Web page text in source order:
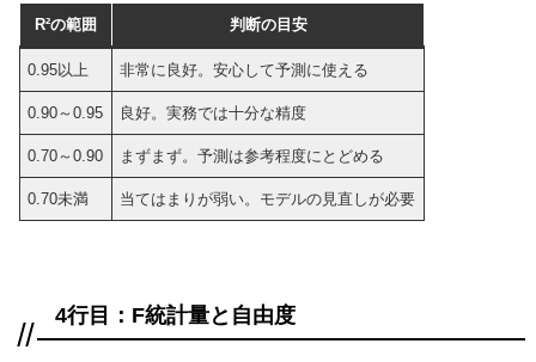
R²の範囲 判断の目安
0.95以上 非常に良好。安心して予測に使える
0.90～0.95 良好。実務では十分な精度
0.70～0.90 まずまず。予測は参考程度にとどめる
0.70未満 当てはまりが弱い。モデルの見直しが必要
4行目：F統計量と自由度